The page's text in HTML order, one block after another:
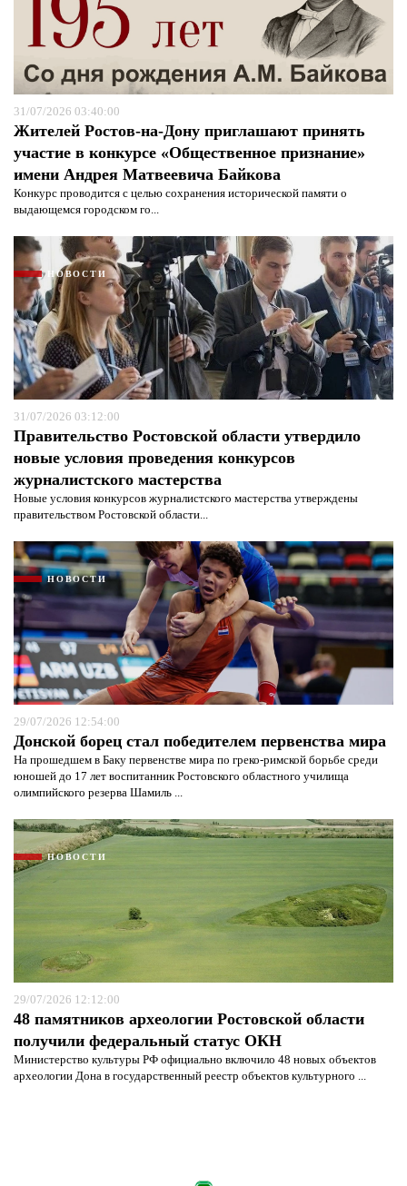
31/07/2026 03:40:00
Жителей Ростов-на-Дону приглашают принять
участие в конкурсе «Общественное признание»
имени Андрея Матвеевича Байкова
Конкурс проводится с целью сохранения исторической памяти о
выдающемся городском го...
НОВОСТИ
31/07/2026 03:12:00
Правительство Ростовской области утвердило
новые условия проведения конкурсов
журналистского мастерства
Новые условия конкурсов журналистского мастерства утверждены
правительством Ростовской области...
НОВОСТИ
29/07/2026 12:54:00
Донской борец стал победителем первенства мира
На прошедшем в Баку первенстве мира по греко-римской борьбе среди
юношей до 17 лет воспитанник Ростовского областного училища
олимпийского резерва Шамиль ...
НОВОСТИ
29/07/2026 12:12:00
48 памятников археологии Ростовской области
получили федеральный статус ОКН
Министерство культуры РФ официально включило 48 новых объектов
археологии Дона в государственный реестр объектов культурного ...
Я согласен сполитикой конфиденциальности и
защиты информации*
Я согласен сполитикой конфиденциальности и
защиты информации*